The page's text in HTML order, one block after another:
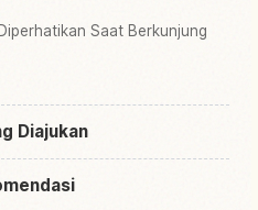
Saat Berkunjung
Diajukan